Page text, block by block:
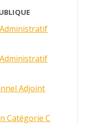
Adjoint
Catégorie C